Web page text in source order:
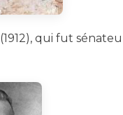
(1912), qui fut